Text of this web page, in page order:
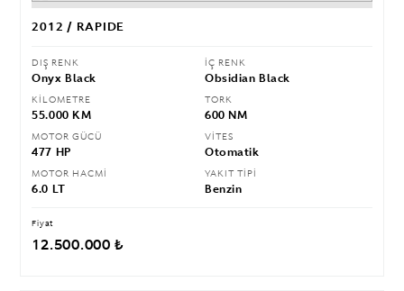
2012 / RAPIDE
DIŞ RENK
Onyx Black
İÇ RENK
Obsidian Black
KİLOMETRE
55.000 KM
TORK
600 NM
MOTOR GÜCÜ
477 HP
VİTES
Otomatik
MOTOR HACMİ
6.0 LT
YAKIT TİPİ
Benzin
Fiyat
12.500.000 ₺